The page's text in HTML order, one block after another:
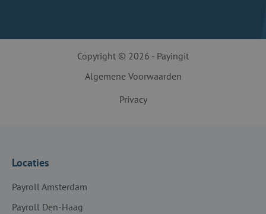
Copyright © 2026 - Payingit
Algemene Voorwaarden
Privacy
Locaties
Payroll Amsterdam
Payroll Den-Haag